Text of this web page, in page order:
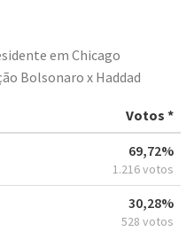
em Chicago
Bolsonaro x Haddad
Votos *
69,72%
1.216 votos
30,28%
528 votos